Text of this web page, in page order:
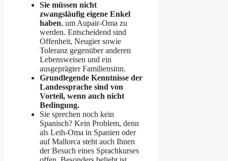
Sie müssen nicht
zwangsläufig eigene Enkel
haben, um Aupair-Oma zu
werden. Entscheidend sind
Offenheit, Neugier sowie
Toleranz gegenüber anderen
Lebensweisen und ein
ausgeprägter Familiensinn.
Grundlegende Kenntnisse der
Landessprache sind von
Vorteil, wenn auch nicht
Bedingung.
Sie sprechen noch kein
Spanisch? Kein Problem, denn
als Leih-Oma in Spanien oder
auf Mallorca steht auch Ihnen
der Besuch eines Sprachkurses